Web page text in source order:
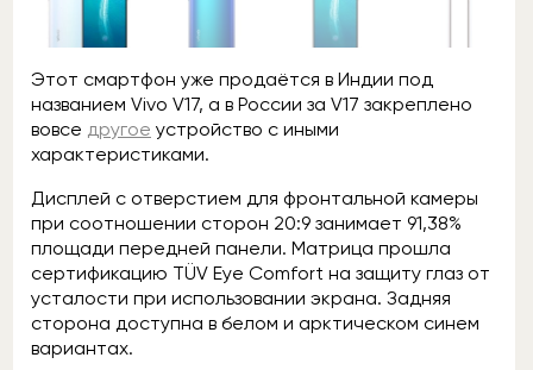
Этот смартфон уже продаётся в Индии под
названием Vivo V17, а в России за V17 закреплено
вовсе другое устройство с иными
характеристиками.
Дисплей с отверстием для фронтальной камеры
при соотношении сторон 20:9 занимает 91,38%
площади передней панели. Матрица прошла
сертификацию TÜV Eye Comfort на защиту глаз от
усталости при использовании экрана. Задняя
сторона доступна в белом и арктическом синем
вариантах.